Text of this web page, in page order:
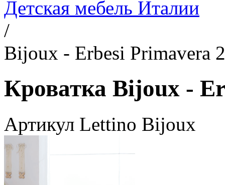
Детская мебель Италии
/
Bijoux - Erbesi Primavera
Кроватка Bijoux -
Артикул Lettino Bijoux